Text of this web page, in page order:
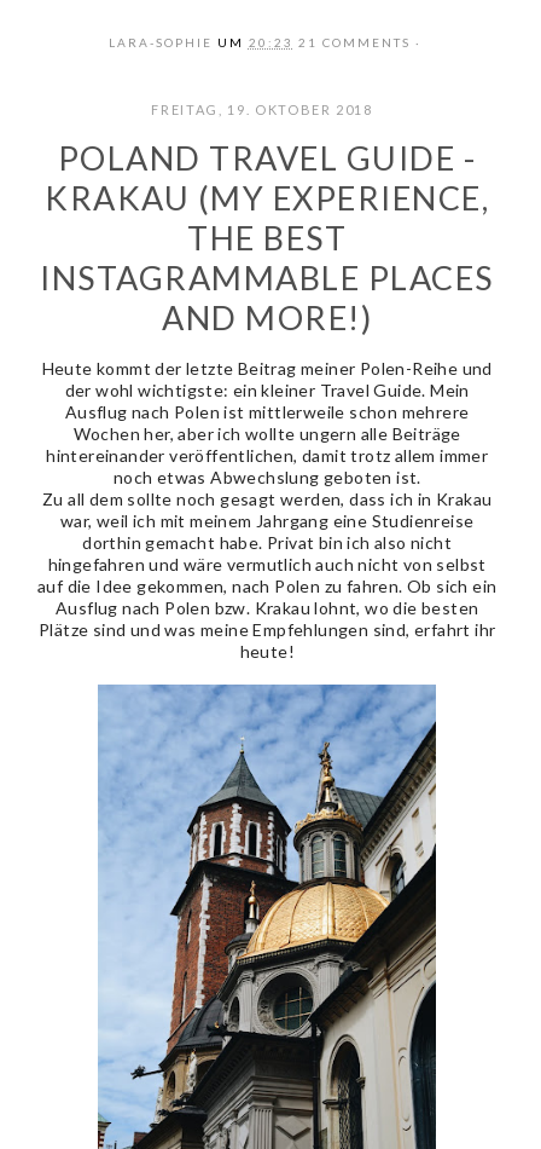
LARA-SOPHIE UM 20:23 21 COMMENTS
FREITAG, 19. OKTOBER 2018
POLAND TRAVEL GUIDE -
KRAKAU (MY EXPERIENCE,
THE BEST
INSTAGRAMMABLE PLACES
AND MORE!)
Heute kommt der letzte Beitrag meiner Polen-Reihe und
der wohl wichtigste: ein kleiner Travel Guide. Mein
Ausflug nach Polen ist mittlerweile schon mehrere
Wochen her, aber ich wollte ungern alle Beiträge
hintereinander veröffentlichen, damit trotz allem immer
noch etwas Abwechslung geboten ist.
Zu all dem sollte noch gesagt werden, dass ich in Krakau
war, weil ich mit meinem Jahrgang eine Studienreise
dorthin gemacht habe. Privat bin ich also nicht
hingefahren und wäre vermutlich auch nicht von selbst
auf die Idee gekommen, nach Polen zu fahren. Ob sich ein
Ausflug nach Polen bzw. Krakau lohnt, wo die besten
Plätze sind und was meine Empfehlungen sind, erfahrt ihr
heute!